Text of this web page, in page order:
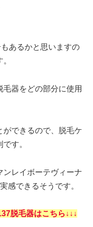
あるかと思いますの
器をどの部分に使用
できるので、脱毛ケ
す。
ンレイボーテヴィーナ
感できるそうです。
脱毛器はこちら↓↓↓